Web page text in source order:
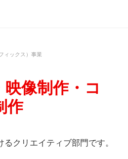
ィックス）事業
像制作・コ
作
クリエイティブ部門です。